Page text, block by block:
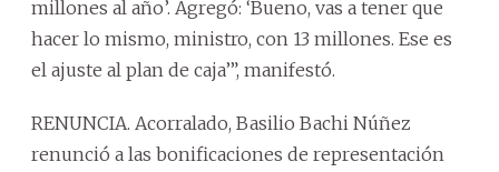
millones al año’. Agregó: ‘Bueno, vas a tener que
hacer lo mismo, ministro, con 13 millones. Ese es
el ajuste al plan de caja’”, manifestó.
RENUNCIA. Acorralado, Basilio Bachi Núñez
renunció a las bonificaciones de representación